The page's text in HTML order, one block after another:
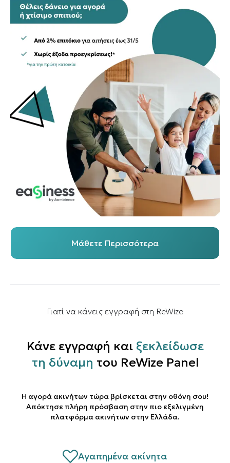
Μάθετε Περισσότερα
Γιατί να κάνεις εγγραφή στη ReWize
Κάνε εγγραφή και ξεκλείδωσε
τη δύναμη του ReWize Panel
Η αγορά ακινήτων τώρα βρίσκεται στην οθόνη σου!
Απόκτησε πλήρη πρόσβαση στην πιο εξελιγμένη
πλατφόρμα ακινήτων στην Ελλάδα.
Αγαπημένα ακίνητα